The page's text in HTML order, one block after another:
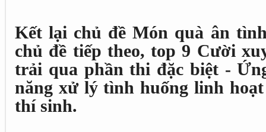
Kết lại chủ đề Món quà ân
chủ đề tiếp theo, top 9 Cười
trải qua phần thi đặc biệt -
năng xử lý tình huống linh
thí sinh.